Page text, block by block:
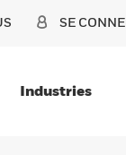
SE
Industries